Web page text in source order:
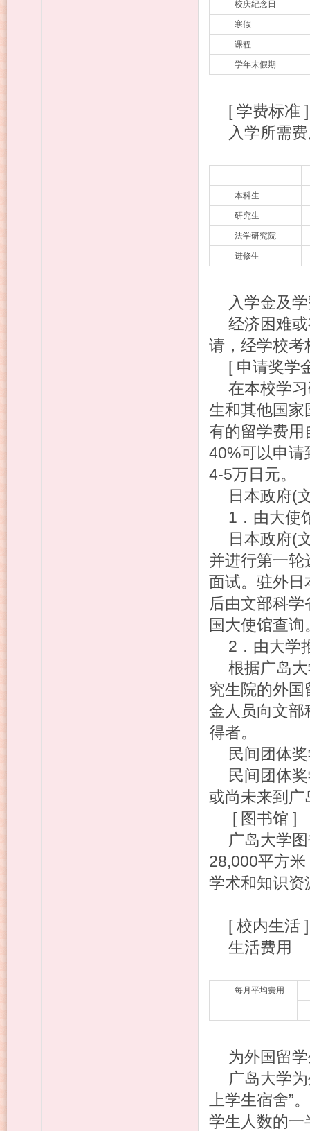
校庆纪念日
寒假
课程
学年末假期
[ 学费标准
入学所需
本科生
研究生
法学研究院
进修生
入学金及
经济困难
请，经学校
[ 申请奖学
在本校学
生和其他国家
有的留学费用
40%可以申请
4-5万日元。
日本政府(
1．由大使
日本政府(
并进行第一
面试。驻外日
后由文部科
国大使馆查询
2．由大学
根据广岛
究生院的外
金人员向文部
得者。
民间团体
民间团体
或尚未来到广
[ 图书馆 ]
广岛大学
28,000平方
学术和知识资
[ 校内生活
生活费用
每月平均费用
为外国留
广岛大学
上学生宿舍”
学生人数的一